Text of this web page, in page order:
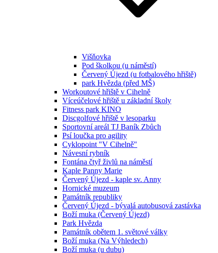
Višňovka
Pod školkou (u náměstí)
Červený Újezd (u fotbalového hřiště)
park Hvězda (před MŠ)
Workoutové hřiště v Cihelně
Víceúčelové hřiště u základní školy
Fitness park KINO
Discgolfové hřiště v lesoparku
Sportovní areál TJ Baník Zbůch
Psí loučka pro agility
Cyklopoint "V Cihelně"
Návesní rybník
Fontána čtyř živlů na náměstí
Kaple Panny Marie
Červený Újezd - kaple sv. Anny
Hornické muzeum
Památník republiky
Červený Újezd - bývalá autobusová zastávka
Boží muka (Červený Újezd)
Park Hvězda
Památník obětem 1. světové války
Boží muka (Na Výhledech)
Boží muka (u dubu)